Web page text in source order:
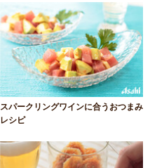
スパークリングワインに合うおつまみ
レシピ